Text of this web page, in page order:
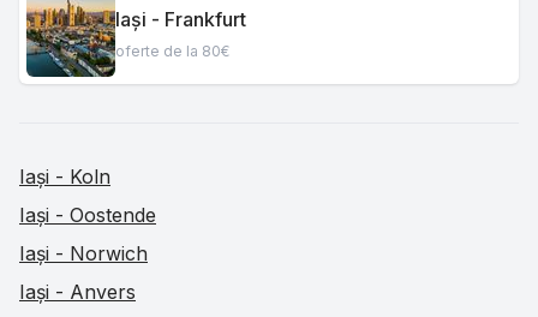
Iași - Frankfurt
oferte de la 80€
Iași - Koln
Iași - Oostende
Iași - Norwich
Iași - Anvers